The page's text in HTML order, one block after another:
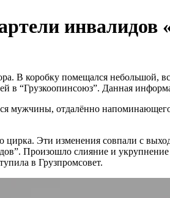
инвалидов
В коробку помещался небольшой,
в “Грузкоопинсоюз”. Данная
мужчины, отдалённо
Эти изменения совпали с
Произошло слияние и укрупнение
в Грузпромсовет.